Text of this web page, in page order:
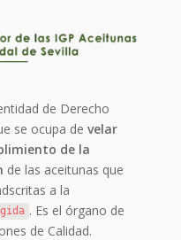
de Derecho
se ocupa develar
de la
de las aceitunas que
a la
. Es el órgano de
de Calidad.